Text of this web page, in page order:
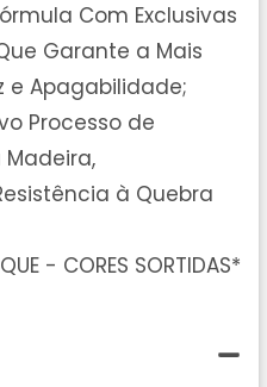
Com Exclusivas
Garante a Mais
e Apagabilidade;
Processo de
à Quebra
- CORES SORTIDAS*